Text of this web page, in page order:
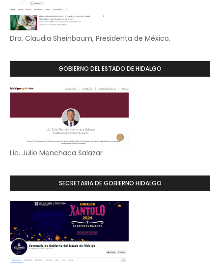
Dra. Claudia Sheinbaum, Presidenta de México.
GOBIERNO DEL ESTADO DE HIDALGO
Lic. Julio Menchaca Salazar
SECRETARIA DE GOBIERNO HIDALGO